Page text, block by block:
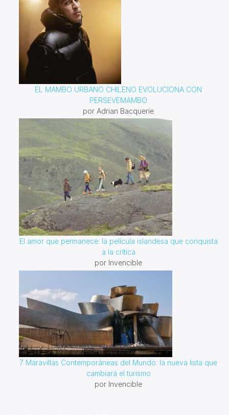
EL MAMBO URBANO CHILENO EVOLUCIONA CON
PERSEVEMAMBO
por Adrian Bacquerie
El amor que permanece: la película islandesa que conquista
a la crítica
por Invencible
7 Maravillas Contemporáneas del Mundo: la nueva lista que
cambiará el turismo
por Invencible